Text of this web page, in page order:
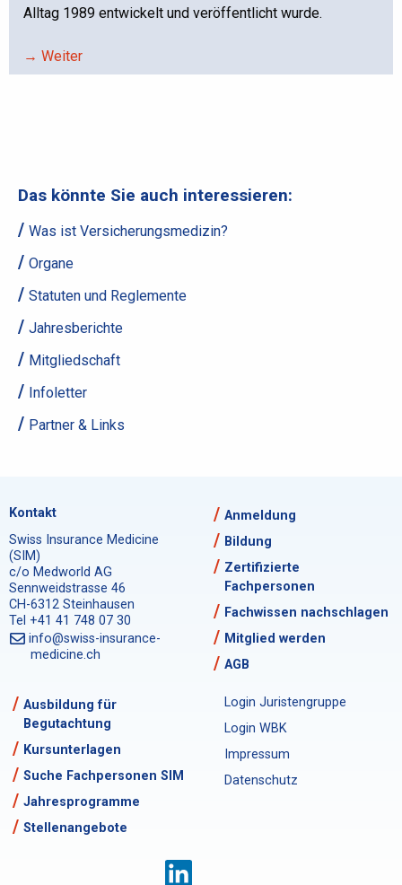
Alltag 1989 entwickelt und veröffentlicht wurde.
→ Weiter
Das könnte Sie auch interessieren:
Was ist Versicherungsmedizin?
Organe
Statuten und Reglemente
Jahresberichte
Mitgliedschaft
Infoletter
Partner & Links
Kontakt
Swiss Insurance Medicine
(SIM)
c/o Medworld AG
Sennweidstrasse 46
CH-6312 Steinhausen
Tel +41 41 748 07 30
info@swiss-insurance-
medicine.ch
Anmeldung
Bildung
Zertifizierte
Fachpersonen
Fachwissen nachschlagen
Mitglied werden
AGB
Ausbildung für
Begutachtung
Kursunterlagen
Suche Fachpersonen SIM
Jahresprogramme
Stellenangebote
Login Juristengruppe
Login WBK
Impressum
Datenschutz